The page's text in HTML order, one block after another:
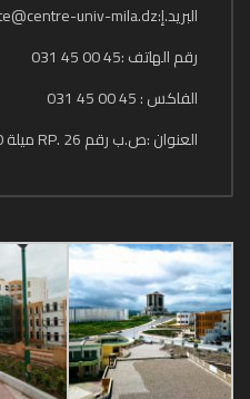
البريد.إ:admin.site@centre-univ-mila.dz
رقم الهاتف :45 00 45 031
الفاكس : 45 00 45 031
العنوان :ص.ب رقم 26 .RP ميلة 43000 الجزائر